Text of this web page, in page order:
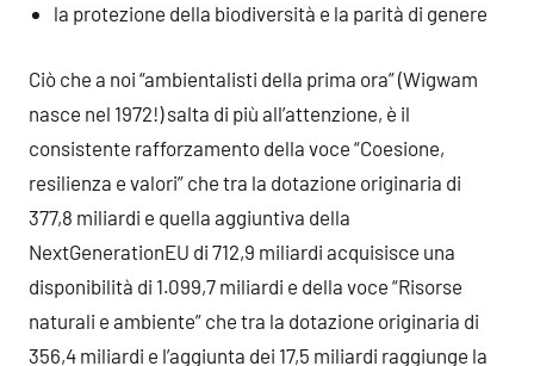
la protezione della biodiversità e la parità di genere
Ciò che a noi “ambientalisti della prima ora” (Wigwam
nasce nel 1972!) salta di più all’attenzione, è il
consistente rafforzamento della voce “Coesione,
resilienza e valori” che tra la dotazione originaria di
377,8 miliardi e quella aggiuntiva della
NextGenerationEU di 712,9 miliardi acquisisce una
disponibilità di 1.099,7 miliardi e della voce “Risorse
naturali e ambiente” che tra la dotazione originaria di
356,4 miliardi e l’aggiunta dei 17,5 miliardi raggiunge la